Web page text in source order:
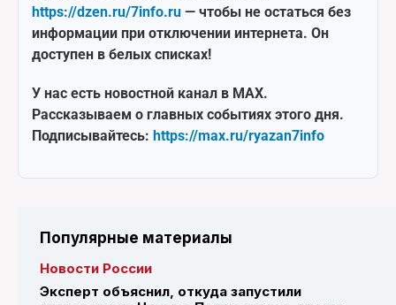
https://dzen.ru/7info.ru — чтобы не остаться без
информации при отключении интернета. Он
доступен в белых списках!
У нас есть новостной канал в MAX.
Рассказываем о главных событиях этого дня.
Подписывайтесь: https://max.ru/ryazan7info
Популярные материалы
Новости России
Эксперт объяснил, откуда запустили